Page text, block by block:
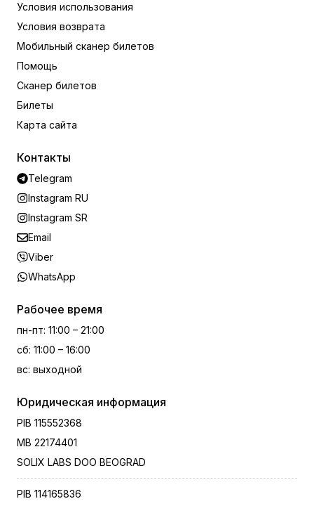
Условия использования
Условия возврата
Мобильный сканер билетов
Помощь
Сканер билетов
Билеты
Карта сайта
Контакты
Telegram
Instagram RU
Instagram SR
Email
Viber
WhatsApp
Рабочее время
пн-пт: 11:00 – 21:00
сб: 11:00 – 16:00
вс: выходной
Юридическая информация
PIB 115552368
MB 22174401
SOLIX LABS DOO BEOGRAD
PIB 114165836